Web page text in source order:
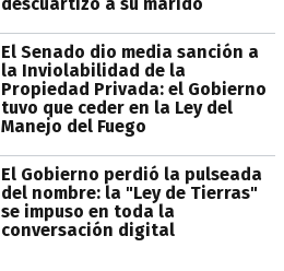
descuartizó a su marido
El Senado dio media sanción a
la Inviolabilidad de la
Propiedad Privada: el Gobierno
tuvo que ceder en la Ley del
Manejo del Fuego
El Gobierno perdió la pulseada
del nombre: la "Ley de Tierras"
se impuso en toda la
conversación digital